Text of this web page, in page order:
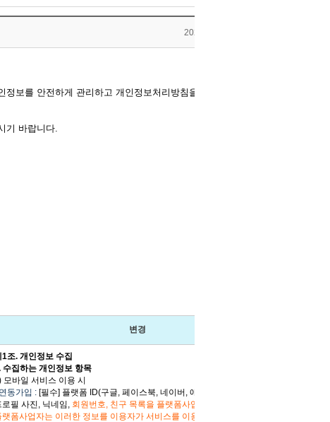
2026-06-10 11:24:02
보를 안전하게 관리하고 개인정보처리방침을 공개하고 있으며,
기 바랍니다.
변경
1조. 개인정보 수집
수집하는 개인정보 항목
모바일 서비스 이용 시
동가입 : [필수] 플랫폼 ID(구글, 페이스북, 네이버, 애플,
로필 사진, 닉네임, 회원번호, 친구 목록을 플랫폼사업자로부터 제공받으며,
랫폼사업자는 이러한 정보를 이용자가 서비스를 이용하는 시점에 개인정보